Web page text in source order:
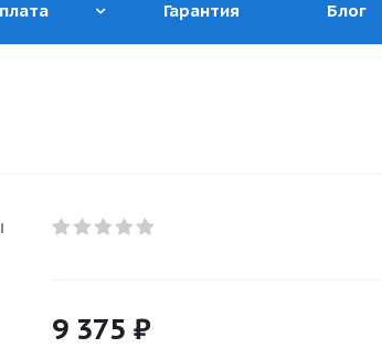
Гарантия Блог
9 375 ₽